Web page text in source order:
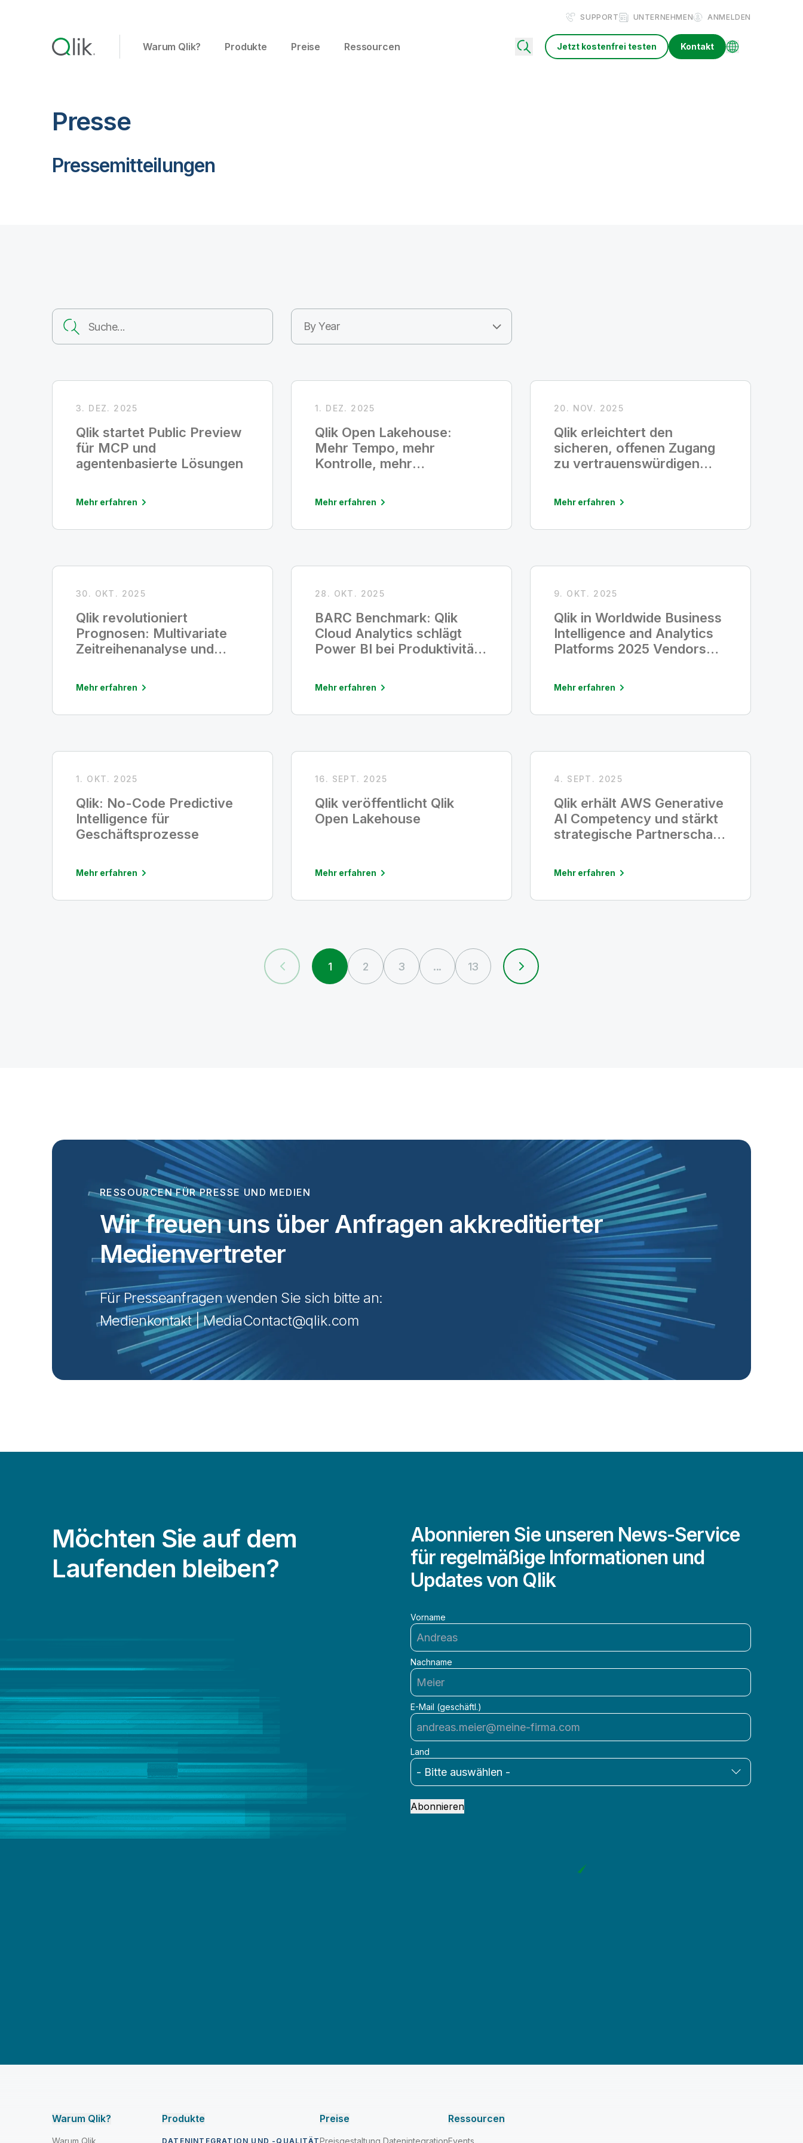
SUPPORT UNTERNEHMEN ANMELDEN
Warum Qlik? Produkte Preise Ressourcen Jetzt kostenfrei testen Kontakt
Presse
Pressemitteilungen
By Year
3. DEZ. 2025
Qlik startet Public Preview
für MCP und
agentenbasierte Lösungen
Mehr erfahren
1. DEZ. 2025
Qlik Open Lakehouse:
Mehr Tempo, mehr
Kontrolle, mehr
und KI
Mehr erfahren
20. NOV. 2025
Qlik erleichtert den
sicheren, offenen Zugang
zu vertrauenswürdigen
Mehr erfahren
30. OKT. 2025
Qlik revolutioniert
Prognosen: Multivariate
Zeitreihenanalyse und
Cloud verfügbar
Mehr erfahren
28. OKT. 2025
BARC Benchmark: Qlik
Cloud Analytics schlägt
Power BI bei Produktivität
Mehr erfahren
9. OKT. 2025
Qlik in Worldwide Business
Intelligence and Analytics
Platforms 2025 Vendors
MarketScape als Leader
ausgezeichnet
Mehr erfahren
1. OKT. 2025
Qlik: No-Code Predictive
Intelligence für
Geschäftsprozesse
Mehr erfahren
16. SEPT. 2025
Qlik veröffentlicht Qlik
Open Lakehouse
Mehr erfahren
4. SEPT. 2025
Qlik erhält AWS Generative
AI Competency und stärkt
strategische Partnerschaft
Bereich Enterprise AI
Mehr erfahren
1 2 3 ... 13
RESSOURCEN FÜR PRESSE UND MEDIEN
Wir freuen uns über Anfragen akkreditierter
Medienvertreter
Für Presseanfragen wenden Sie sich bitte an:
Medienkontakt | MediaContact@qlik.com
Möchten Sie auf dem
Laufenden bleiben?
Abonnieren Sie unseren News-Service
für regelmäßige Informationen und
Updates von Qlik
Vorname
Nachname
E-Mail (geschäftl.)
Land
Abonnieren
Warum Qlik?
Warum Qlik
Produkte
DATENINTEGRATION UND -QUALITÄT
Preise
Preisgestaltung Datenintegration
Ressourcen
Events